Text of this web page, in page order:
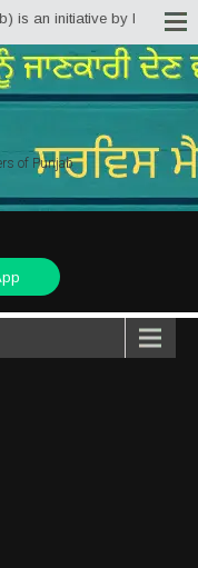
initiative by Employees/
of Punjab